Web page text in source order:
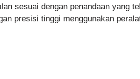
sesuai dengan penandaan yang
presisi tinggi menggunakan